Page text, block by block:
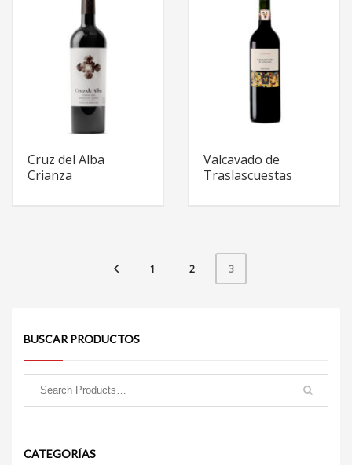
Cruz del Alba
Crianza
Valcavado de
Traslascuestas
1 2 3
BUSCAR PRODUCTOS
CATEGORÍAS